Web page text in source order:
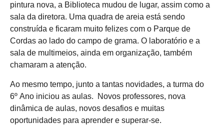
pintura nova, a Biblioteca mudou de lugar, assim como a
sala da diretora. Uma quadra de areia está sendo
construída e ficaram muito felizes com o Parque de
Cordas ao lado do campo de grama. O laboratório e a
sala de multimeios, ainda em organização, também
chamaram a atenção.
Ao mesmo tempo, junto a tantas novidades, a turma do
6º Ano iniciou as aulas. Novos professores, nova
dinâmica de aulas, novos desafios e muitas
oportunidades para aprender e superar-se.